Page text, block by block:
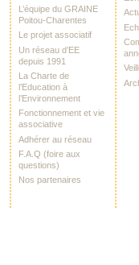
L’équipe du GRAINE
Poitou-Charentes
Le projet associatif
Un réseau d’EE
depuis 1991
La Charte de
l’Education à
l’Environnement
Fonctionnement et vie
associative
Adhérer au réseau
F.A.Q (foire aux
questions)
Nos partenaires